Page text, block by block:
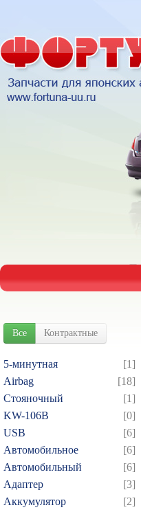
Все Контрактные
5-минутная
[1]
Airbag
[18]
Cтояночный
[1]
KW-106B
[0]
USB
[6]
Автомобильное
[6]
Автомобильный
[6]
Адаптер
[3]
Аккумулятор
[2]